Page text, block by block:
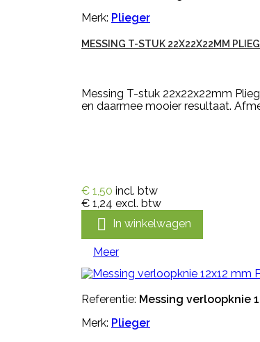
Merk: Plieger
MESSING T-STUK 22X22X22MM
Messing T-stuk 22x22x22mm
en daarmee mooier resultaat.
€ 1,50 incl. btw
€ 1,24 excl. btw
 In winkelwagen
Meer
Referentie: Messing verloopknie
Merk: Plieger